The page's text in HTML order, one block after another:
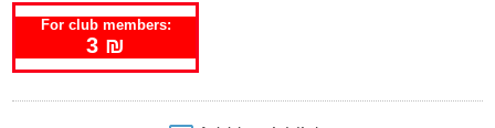
For club members:
3 ₪